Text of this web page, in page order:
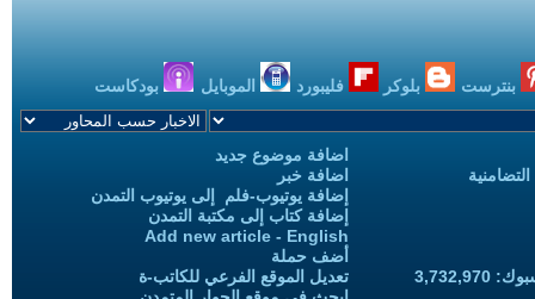
بنترست بلوكر فليبورد الموبايل بودكاست
اضافة موضوع جديد
اضافة خبر
إضافة يوتيوب-فلم إلى يوتيوب التمدن
إضافة كتاب إلى مكتبة التمدن
Add new article - English
أضف حملة
تعديل الموقع الفرعي للكاتب-ة